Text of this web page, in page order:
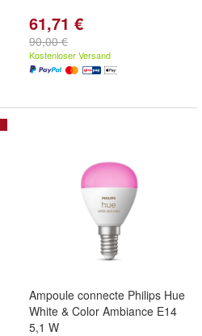
61,71 €
90,00 €
Kostenloser Versand
Ampoule connecte Philips Hue
White & Color Ambiance E14
5,1 W